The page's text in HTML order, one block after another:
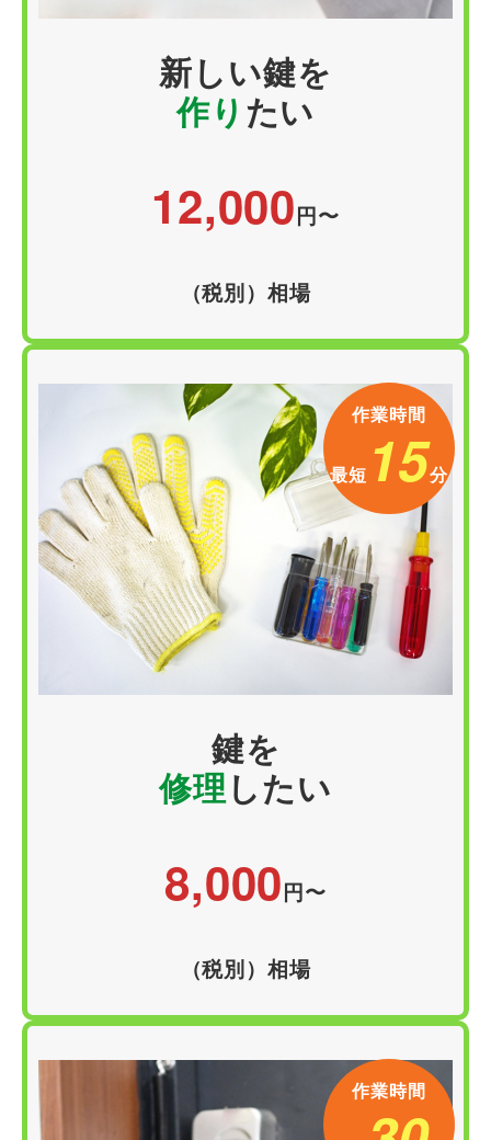
新しい鍵を
作り たい
12,000円〜
（税別）相場
作業時間
最短 15分
鍵を
修理したい
8,000円〜
（税別）相場
作業時間